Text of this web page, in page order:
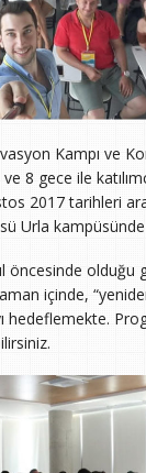
Kampı ve
8 gece ile
2017 tarihleri
Urla
öncesinde olduğu
içinde,